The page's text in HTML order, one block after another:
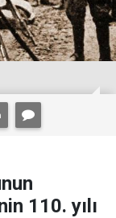
110. yılı